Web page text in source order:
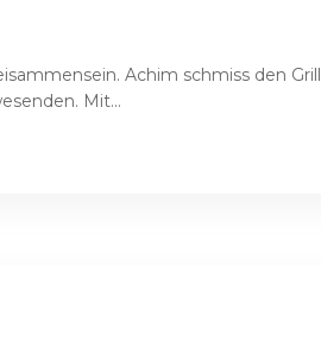
Achim schmiss den Grill
Mit...